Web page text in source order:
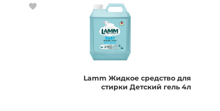
Lamm Жидкое средство для
стирки Детский гель 4л